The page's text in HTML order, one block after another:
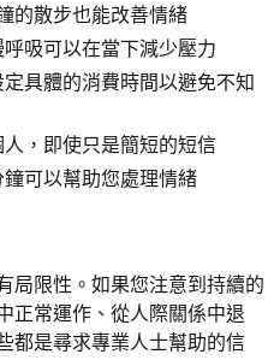
的散步也能改善情緒
吸可以在當下減少壓力
具體的消費時間以避免不知
，即使只是簡短的短信
可以幫助您處理情緒
局限性。如果您注意到持續的
正常運作、從人際關係中退
都是尋求專業人士幫助的信